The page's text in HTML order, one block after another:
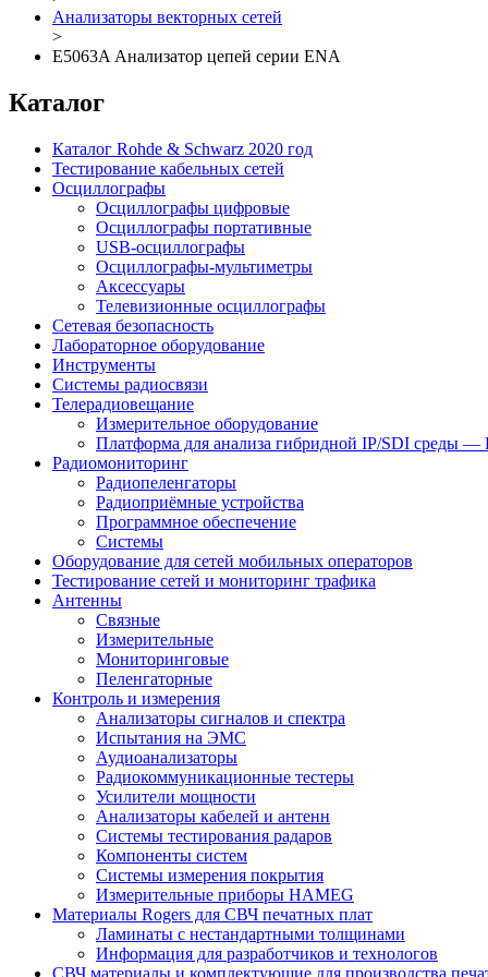
Анализаторы векторных сетей
>
E5063A Анализатор цепей серии ENA
Каталог
Каталог Rohde & Schwarz 2020 год
Тестирование кабельных сетей
Осциллографы
Осциллографы цифровые
Осциллографы портативные
USB-осциллографы
Осциллографы-мультиметры
Аксессуары
Телевизионные осциллографы
Сетевая безопасность
Лабораторное оборудование
Инструменты
Системы радиосвязи
Телерадиовещание
Измерительное оборудование
Платформа для анализа гибридной IP/SDI среды —
Радиомониторинг
Радиопеленгаторы
Радиоприёмные устройства
Программное обеспечение
Системы
Оборудование для сетей мобильных операторов
Тестирование сетей и мониторинг трафика
Антенны
Связные
Измерительные
Мониторинговые
Пеленгаторные
Контроль и измерения
Анализаторы сигналов и спектра
Испытания на ЭМС
Аудиоанализаторы
Радиокоммуникационные тестеры
Усилители мощности
Анализаторы кабелей и антенн
Системы тестирования радаров
Компоненты систем
Системы измерения покрытия
Измерительные приборы HAMEG
Материалы Rogers для СВЧ печатных плат
Ламинаты с нестандартными толщинами
Информация для разработчиков и технологов
СВЧ материалы и комплектующие для производства